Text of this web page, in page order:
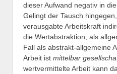
dieser Aufwand negativ in
Gelingt der Tausch
verausgabte Arbeitskraft
die Wertabstraktion, als
Fall als abstrakt-allgemeine
Arbeit ist mittelbar
wertvermittelte Arbeit kann